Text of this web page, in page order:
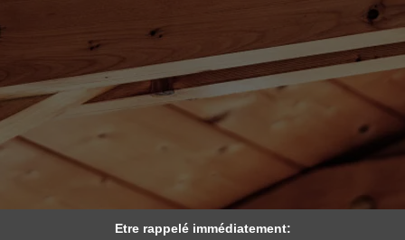
Etre rappelé immédiatement: